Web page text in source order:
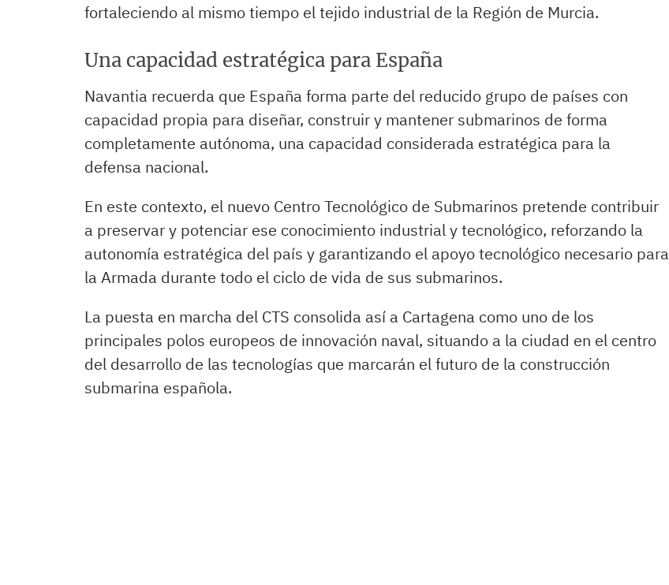
fortaleciendo al mismo tiempo el tejido industrial de la Región de Murcia.
Una capacidad estratégica para España
Navantia recuerda que España forma parte del reducido grupo de países con
capacidad propia para diseñar, construir y mantener submarinos de forma
completamente autónoma, una capacidad considerada estratégica para la
defensa nacional.
En este contexto, el nuevo Centro Tecnológico de Submarinos pretende contribuir
a preservar y potenciar ese conocimiento industrial y tecnológico, reforzando la
autonomía estratégica del país y garantizando el apoyo tecnológico necesario para
la Armada durante todo el ciclo de vida de sus submarinos.
La puesta en marcha del CTS consolida así a Cartagena como uno de los
principales polos europeos de innovación naval, situando a la ciudad en el centro
del desarrollo de las tecnologías que marcarán el futuro de la construcción
submarina española.